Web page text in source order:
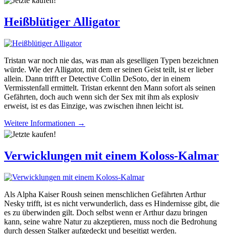
Heißblütiger Alligator
Tristan war noch nie das, was man als geselligen Typen bezeichnen
würde. Wie der Alligator, mit dem er seinen Geist teilt, ist er lieber
allein. Dann trifft er Detective Collin DeSoto, der in einem
Vermisstenfall ermittelt. Tristan erkennt den Mann sofort als seinen
Gefährten, doch auch wenn sich der Sex mit ihm als explosiv
erweist, ist es das Einzige, was zwischen ihnen leicht ist.
Weitere Informationen →
Verwicklungen mit einem Koloss-Kalmar
Als Alpha Kaiser Roush seinen menschlichen Gefährten Arthur
Nesky trifft, ist es nicht verwunderlich, dass es Hindernisse gibt, die
es zu überwinden gilt. Doch selbst wenn er Arthur dazu bringen
kann, seine wahre Natur zu akzeptieren, muss noch die Bedrohung
durch dessen Stalker aufgedeckt und beseitigt werden.